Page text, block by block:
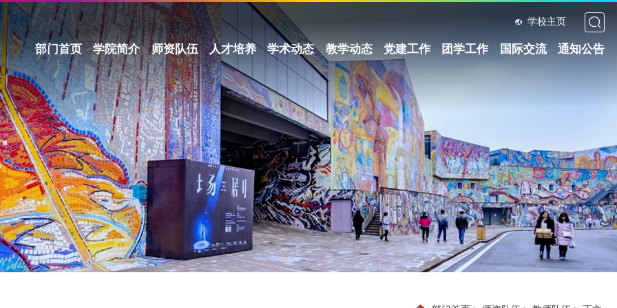
学校主页
部门首页 学院简介 师资队伍 人才培养 学术动态 教学动态 党建工作 团学工作 国际交流 通知公告